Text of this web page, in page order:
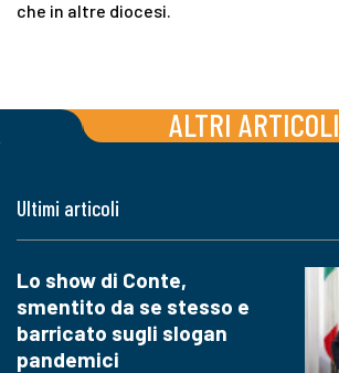
che in altre diocesi.
ALTRI ARTICOLI
Ultimi articoli
Lo show di Conte,
smentito da se stesso e
barricato sugli slogan
pandemici